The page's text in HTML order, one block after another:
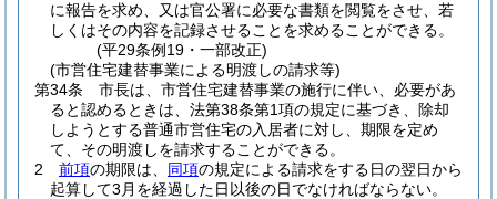
に報告を求め、又は官公署に必要な書類を閲覧をさせ、若
しくはその内容を記録させることを求めることができる。
(平29条例19・一部改正)
(市営住宅建替事業による明渡しの請求等)
第34条
市長は、市営住宅建替事業の施行に伴い、必要があ
ると認めるときは、法第38条第1項の規定に基づき、除却
しようとする普通市営住宅の入居者に対し、期限を定め
て、その明渡しを請求することができる。
2
前項の期限は、 同項の規定による請求をする日の翌日から
起算して3月を経過した日以後の日でなければならない。